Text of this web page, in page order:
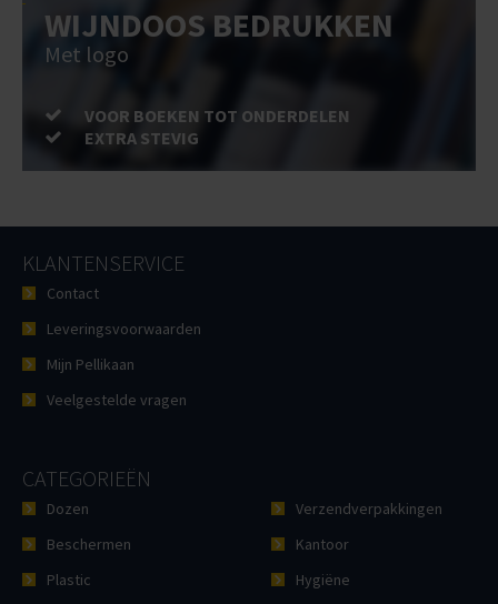
WIJNDOOS BEDRUKKEN
Met logo
VOOR BOEKEN TOT ONDERDELEN
EXTRA STEVIG
KLANTENSERVICE
Contact
Leveringsvoorwaarden
Mijn Pellikaan
Veelgestelde vragen
CATEGORIEËN
Dozen
Beschermen
Plastic
Verzendverpakkingen
Kantoor
Hygiëne